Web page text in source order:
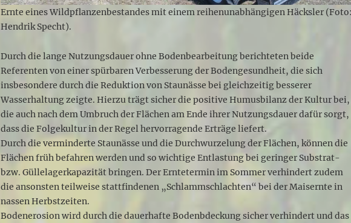
Ernte eines Wildpflanzenbestandes mit einem reihenunabhängigen Häcksler
Hendrik Specht).
Durch die lange Nutzungsdauer ohne Bodenbearbeitung berichteten beide
Referenten von einer spürbaren Verbesserung der Bodengesundheit, die sich
insbesondere durch die Reduktion von Staunässe bei gleichzeitig besserer
Wasserhaltung zeigte. Hierzu trägt sicher die positive Humusbilanz der Kultur bei,
die auch nach dem Umbruch der Flächen am Ende ihrer Nutzungsdauer dafür sorgt,
dass die Folgekultur in der Regel hervorragende Erträge liefert.
Durch die verminderte Staunässe und die Durchwurzelung der Flächen, können die
Flächen früh befahren werden und so wichtige Entlastung bei geringer Substrat-
bzw. Güllelagerkapazität bringen. Der Erntetermin im Sommer verhindert zudem
die ansonsten teilweise stattfindenen „Schlammschlachten“ bei der Maisernte in
nassen Herbstzeiten.
Bodenerosion wird durch die dauerhafte Bodenbdeckung sicher verhindert und das